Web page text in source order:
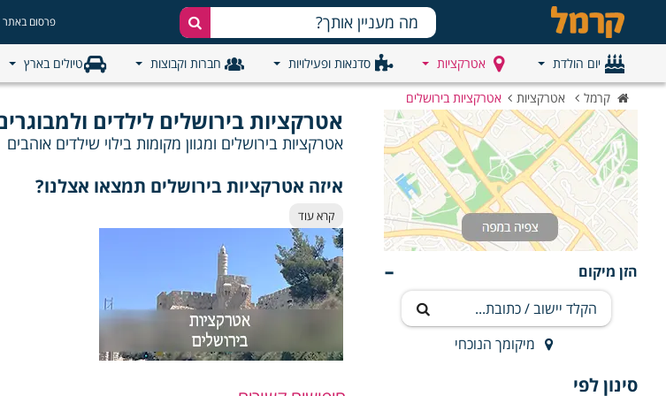
פרסום באתר
יום הולדת אטרקציות סדנאות ופעילויות חברות וקבוצות טיולים בארץ
קרמל אטרקציות אטרקציות בירושלים
אטרקציות בירושלים לילדים
אטרקציות בירושלים ומגוון מקומות בילוי שילדים אוהבים
איזה אטרקציות בירושלים תמצאו אצלנו?
אם אתם מעוניינים ביום כיף עם אטרקציות כיפיות בירושלים או
למקום הנכון! מגוון מקומות בילוי בירושלים.
אז מה לעשות בירושלים?
את כל הפרטים על אטרקציות בירושלים, מיקומם, שעות פעילות, ומידע
הראש.
מבין שלל האפשרויות שכאן תוכלו גם למצוא אטרקציות סביב
ופשוט תהנו.
קרא עוד
הזן מיקום
מיקומך הנוכחי
סינון לפי